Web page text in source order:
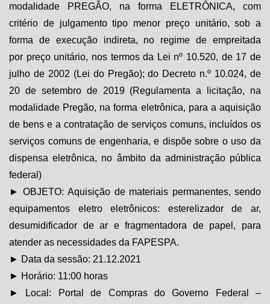
modalidade PREGÃO, na forma ELETRÔNICA, com
critério de julgamento tipo menor preço unitário, sob a
forma de execução indireta, no regime de empreitada
por preço unitário, nos termos da Lei nº 10.520, de 17 de
julho de 2002 (Lei do Pregão); do Decreto n.º 10.024, de
20 de setembro de 2019 (Regulamenta a licitação, na
modalidade Pregão, na forma eletrônica, para a aquisição
de bens e a contratação de serviços comuns, incluídos os
serviços comuns de engenharia, e dispõe sobre o uso da
dispensa eletrônica, no âmbito da administração pública
federal)
► OBJETO: Aquisição de materiais permanentes, sendo
equipamentos eletro eletrônicos: esterelizador de ar,
desumidificador de ar e fragmentadora de papel, para
atender as necessidades da FAPESPA.
► Data da sessão: 21.12.2021
► Horário: 11:00 horas
► Local: Portal de Compras do Governo Federal –